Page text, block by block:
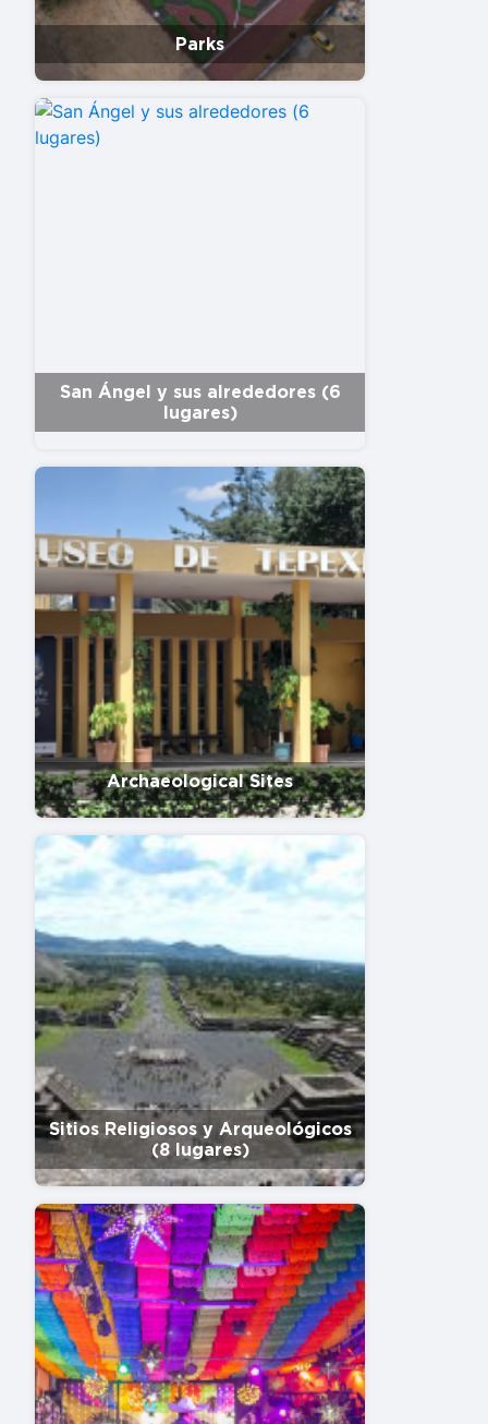
Parks
San Ángel y sus alrededores (6
lugares)
Archaeological Sites
Sitios Religiosos y Arqueológicos
(8 lugares)